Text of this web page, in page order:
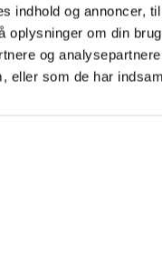
indhold og annoncer,
oplysninger om din
og
eller som de har
og genrejsning
Hansen